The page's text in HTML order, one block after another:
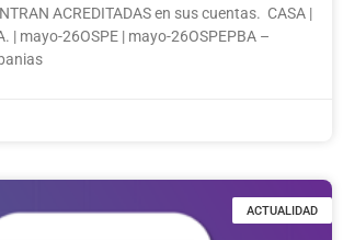
ACREDITADAS en sus cuentas. CASA |
| mayo-26OSPE | mayo-26OSPEPBA –
ACTUALIDAD